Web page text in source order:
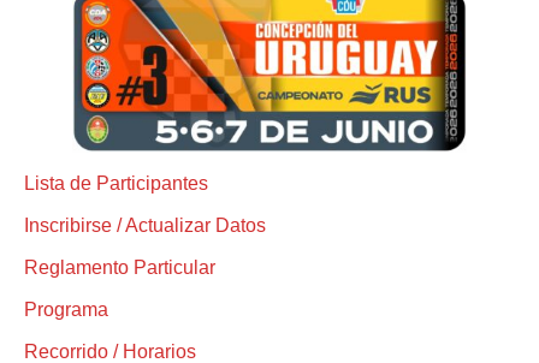
Lista de Participantes
Inscribirse / Actualizar Datos
Reglamento Particular
Programa
Recorrido / Horarios